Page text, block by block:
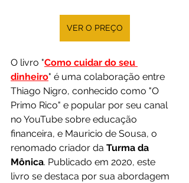
VER O PREÇO
O livro "Como cuidar do seu
dinheiro" é uma colaboração entre
Thiago Nigro, conhecido como "O
Primo Rico" e popular por seu canal
no YouTube sobre educação
financeira, e Mauricio de Sousa, o
renomado criador da Turma da
Mônica. Publicado em 2020, este
livro se destaca por sua abordagem